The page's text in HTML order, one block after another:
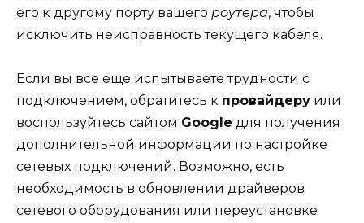
его к другому порту вашего роутера, чтобы
исключить неисправность текущего кабеля.
Если вы все еще испытываете трудности с
подключением, обратитесь к провайдеру или
воспользуйтесь сайтом Google для получения
дополнительной информации по настройке
сетевых подключений. Возможно, есть
необходимость в обновлении драйверов
сетевого оборудования или переустановке